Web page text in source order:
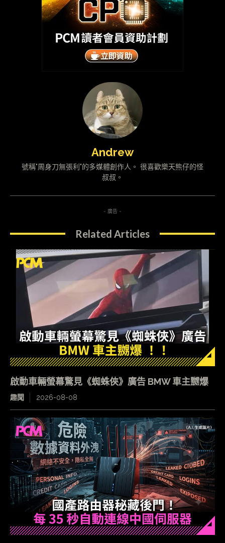
Andrew
號稱"周身刀無張利"的多媒體創作人。 很喜歡樂天熊仔的怪
叔叔。
- 廣告 -
Related Articles
啟動車輛螢幕驚見《蜘蛛俠》廣告 BMW 車主嬲爆
趣聞 2026-08-08